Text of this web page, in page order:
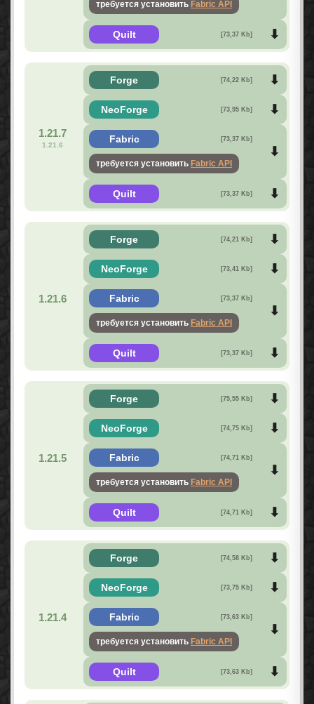
требуется установить Fabric API
Quilt [73,37 Kb]
1.21.7
1.21.6
Forge [74,22 Kb]
NeoForge [73,95 Kb]
Fabric [73,37 Kb]
требуется установить Fabric API
Quilt [73,37 Kb]
1.21.6
Forge [74,21 Kb]
NeoForge [73,41 Kb]
Fabric [73,37 Kb]
требуется установить Fabric API
Quilt [73,37 Kb]
1.21.5
Forge [75,55 Kb]
NeoForge [74,75 Kb]
Fabric [74,71 Kb]
требуется установить Fabric API
Quilt [74,71 Kb]
1.21.4
Forge [74,58 Kb]
NeoForge [73,75 Kb]
Fabric [73,63 Kb]
требуется установить Fabric API
Quilt [73,63 Kb]